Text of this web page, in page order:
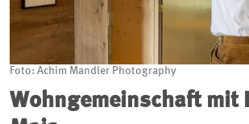
Foto: Achim Mandler Photography
Wohngemeinschaft mit